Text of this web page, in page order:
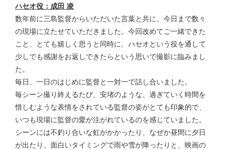
ハセオ役：成田 凌
数年前に三島監督からいただいた言葉と共に、今日まで数々
の現場に立たせていただきました。今回改めてご一緒できた
こと、とても嬉しく思うと同時に、ハセオという役を通して
少しでも感謝をお返しできたらという思いで撮影に臨みまし
た。
毎日、一日のはじめに監督と一対一で話し合いました。
毎シーン撮り終えるたび、安堵のような、過ぎていく時間を
惜しむような表情をされている監督の姿がとても印象的で、
いつも現場に監督の愛が注がれているのを感じていました。
シーンには不釣り合いな虹がかかったり、なぜか昼間に夕日
が出たり、面白いタイミングで雨や雪が降ったりと、映画の